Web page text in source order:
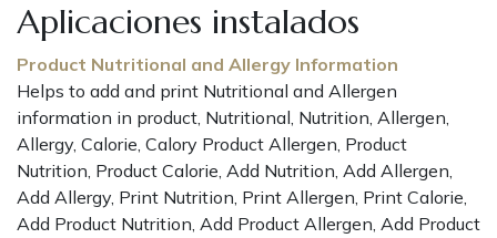
Aplicaciones instalados
Product Nutritional and Allergy Information
Helps to add and print Nutritional and Allergen
information in product, Nutritional, Nutrition, Allergen,
Allergy, Calorie, Calory Product Allergen, Product
Nutrition, Product Calorie, Add Nutrition, Add Allergen,
Add Allergy, Print Nutrition, Print Allergen, Print Calorie,
Add Product Nutrition, Add Product Allergen, Add Product